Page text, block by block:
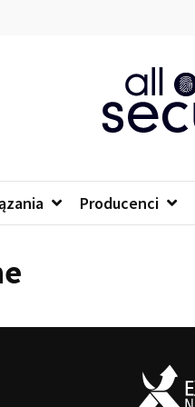
security
Producenci